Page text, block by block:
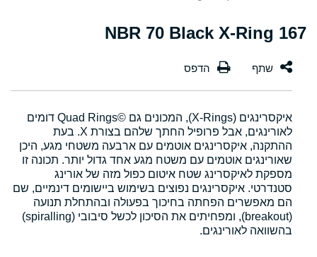
167 NBR 70 Black X-Ring
איקסרינגים (X-Rings), המכונים גם Quad Rings©‎ דומים
לאורינגים, אבל פרופיל החתך שלהם בצורת X. בעת
ההתקנה, איקסרינגים אוטמים עם ארבעה משטחי מגע, היכן
שאורינגים אוטמים עם משטח מגע אחד גדול יותר. תכונה זו
מספקת לאיקסרינג שטח איטום כפול מזה של אורינג
סטנדרטי. איקסרינגים נפוצים בשימוש ביישומים דינמיים, שם
הם מאפשרים הפחתה בחיכוך בפעולה ובהתחלת תנועה
(breakout), ומפחיתים את הסיכון לכשל סיבובי (spiralling)
בהשוואה לאורינגים.